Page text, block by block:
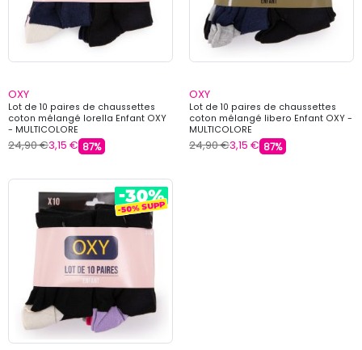
OXY
Lot de 10 paires de chaussettes
coton mélangé lorella Enfant OXY
- MULTICOLORE
24,90 €3,15 € 87%
OXY
Lot de 10 paires de chaussettes
coton mélangé libero Enfant OXY -
MULTICOLORE
24,90 €3,15 € 87%